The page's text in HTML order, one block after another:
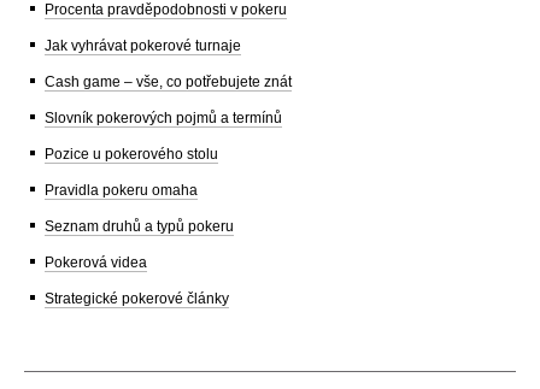
Procenta pravděpodobnosti v pokeru
Jak vyhrávat pokerové turnaje
Cash game – vše, co potřebujete znát
Slovník pokerových pojmů a termínů
Pozice u pokerového stolu
Pravidla pokeru omaha
Seznam druhů a typů pokeru
Pokerová videa
Strategické pokerové články